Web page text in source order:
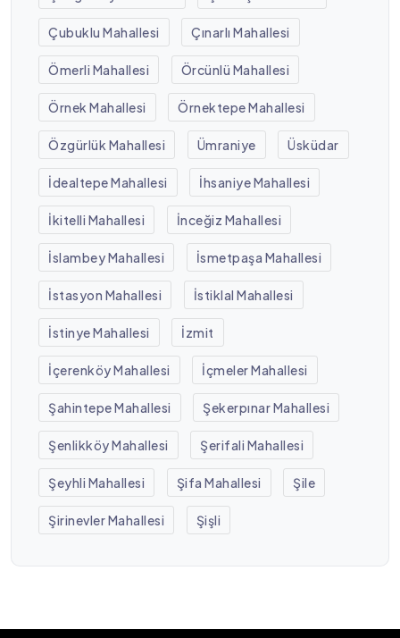
Çubuklu Mahallesi Çınarlı Mahallesi
Ömerli Mahallesi Örcünlü Mahallesi
Örnek Mahallesi Örnektepe Mahallesi
Özgürlük Mahallesi Ümraniye Üsküdar
İdealtepe Mahallesi İhsaniye Mahallesi
İkitelli Mahallesi İnceğiz Mahallesi
İslambey Mahallesi İsmetpaşa Mahallesi
İstasyon Mahallesi İstiklal Mahallesi
İstinye Mahallesi İzmit
İçerenköy Mahallesi İçmeler Mahallesi
Şahintepe Mahallesi Şekerpınar Mahallesi
Şenlikköy Mahallesi Şerifali Mahallesi
Şeyhli Mahallesi Şifa Mahallesi Şile
Şirinevler Mahallesi Şişli